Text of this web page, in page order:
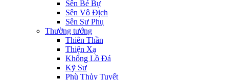
Sên Bé Bự
Sên Vô Địch
Sên Sư Phụ
Thường tướng
Thiên Thần
Thiện Xạ
Khổng Lồ Đá
Kỹ Sư
Phù Thủy Tuyết